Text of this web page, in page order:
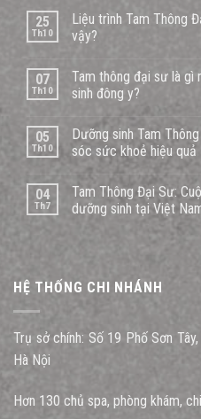
25
Th10
Liệu trình Tam Thông
vậy?
07
Th10
Tam thông đại sư là gì
sinh đông y?
05
Th10
Dưỡng sinh Tam
sóc sức khoẻ hiệu quả
04
Th7
Tam Thông Đại Sư:
dưỡng sinh tại Việt
HỆ THỐNG CHI NHÁNH
Trụ sở chính: Số 19 Phố Sơn
Hà Nội
Hơn 130 chủ spa, phòng khám,